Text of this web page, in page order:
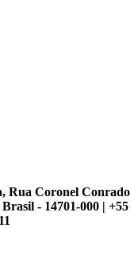
Rua Coronel Conrado
- 14701-000 | +55